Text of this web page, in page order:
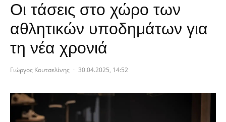
Οι τάσεις στο χώρο των
αθλητικών υποδημάτων για
τη νέα χρονιά
Γιώργος Κουτσελίνης · 30.04.2025, 14:52